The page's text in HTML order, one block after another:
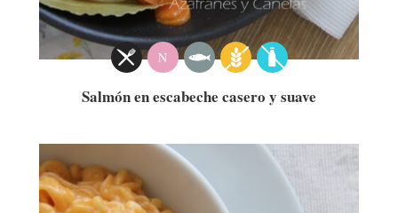
N
Salmón en escabeche casero y suave